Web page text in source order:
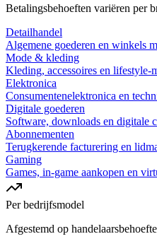
Betalingsbehoeften variëren per
Detailhandel
Algemene goederen en winkels
Mode & kleding
Kleding, accessoires en lifestyle-
Elektronica
Consumentenelektronica en
Digitale goederen
Software, downloads en digitale
Abonnementen
Terugkerende facturering en
Gaming
Games, in-game aankopen en
Per bedrijfsmodel
Afgestemd op